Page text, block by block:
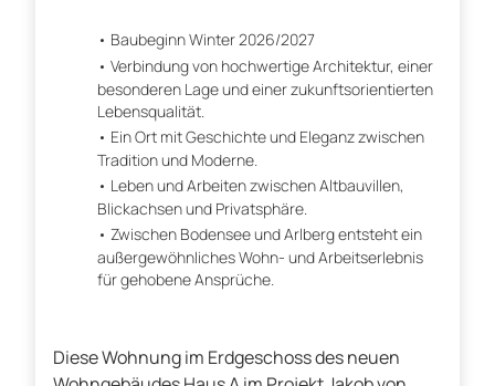
Baubeginn Winter 2026/2027
Verbindung von hochwertige Architektur, einer
besonderen Lage und einer zukunftsorientierten
Lebensqualität.
Ein Ort mit Geschichte und Eleganz zwischen
Tradition und Moderne.
Leben und Arbeiten zwischen Altbauvillen,
Blickachsen und Privatsphäre.
Zwischen Bodensee und Arlberg entsteht ein
außergewöhnliches Wohn- und Arbeitserlebnis
für gehobene Ansprüche.
Diese Wohnung im Erdgeschoss des neuen